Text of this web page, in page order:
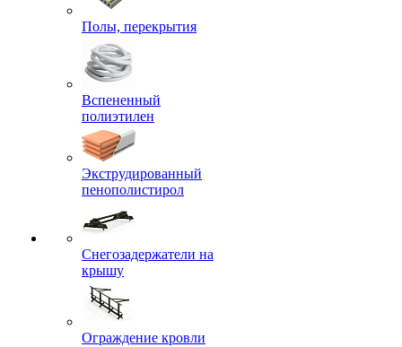
Полы, перекрытия
Вспененный
полиэтилен
Экструдированный
пенополистирол
Снегозадержатели на
крышу
Ограждение кровли